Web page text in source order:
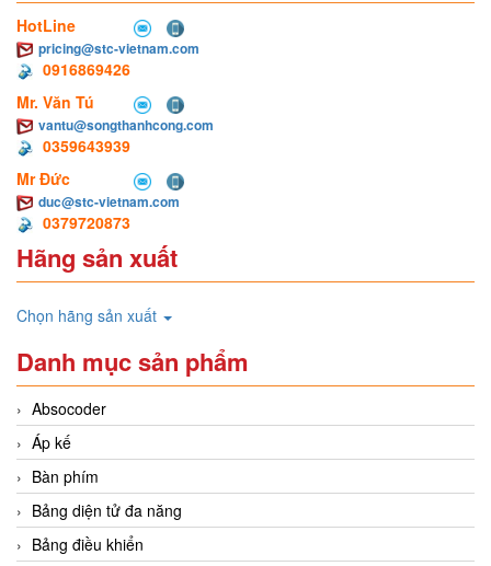
HotLine
pricing@stc-vietnam.com
0916869426
Mr. Văn Tú
vantu@songthanhcong.com
0359643939
Mr Đức
duc@stc-vietnam.com
0379720873
Hãng sản xuất
Chọn hãng sản xuất
Danh mục sản phẩm
Absocoder
Áp kế
Bàn phím
Bảng diện tử đa năng
Bảng điều khiển